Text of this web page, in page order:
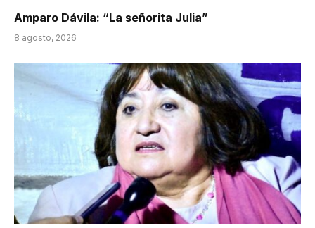
Amparo Dávila: “La señorita Julia”
8 agosto, 2026